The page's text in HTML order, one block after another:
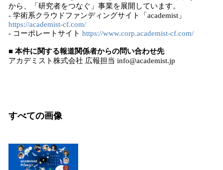
から、「研究者をつなぐ」事業を展開しています。
- 学術系クラウドファンディングサイト「academist」
https://academist-cf.com/
- コーポレートサイト https://www.corp.academist-cf.com/
■ 本件に関する報道関係者からの問い合わせ先
アカデミスト株式会社 広報担当 info@academist.jp
すべての画像